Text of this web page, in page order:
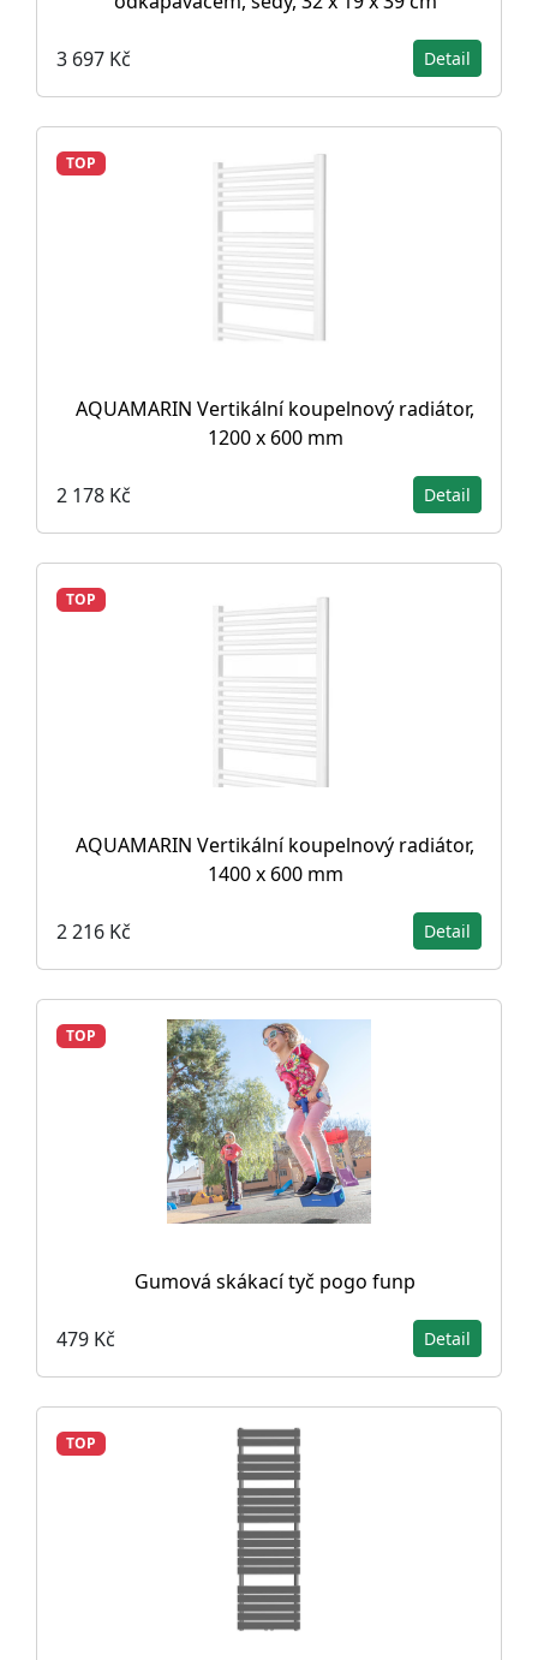
3 697 Kč Detail
TOP
AQUAMARIN Vertikální koupelnový radiátor,
1200 x 600 mm
2 178 Kč Detail
TOP
AQUAMARIN Vertikální koupelnový radiátor,
1400 x 600 mm
2 216 Kč Detail
TOP
Gumová skákací tyč pogo funp
479 Kč Detail
TOP